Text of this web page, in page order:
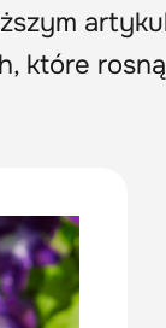
które rosną